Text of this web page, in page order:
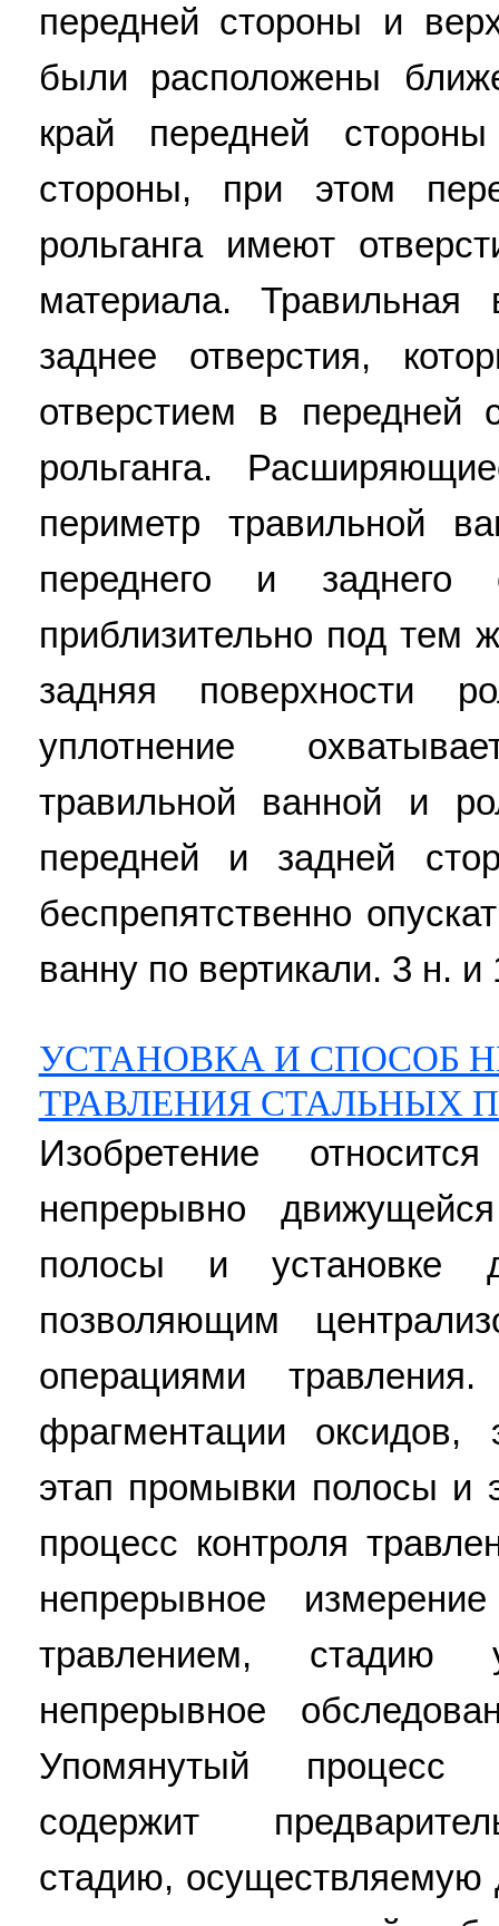
передней стороны и
были расположены
край передней
стороны, при этом
рольганга имеют
материала.
заднее отверстия,
отверстием в передней
рольганга.
периметр травильной
переднего и заднего
приблизительно под тем
задняя поверхности
уплотнение
травильной ванной и
передней и задней
беспрепятственно
ванну по вертикали. 3 н.
УСТАНОВКА И СПОСОБ
ТРАВЛЕНИЯ СТАЛЬНЫХ
Изобретение
непрерывно
полосы и установке
позволяющим
операциями
фрагментации оксидов,
этап промывки полосы и
процесс контроля
непрерывное
травлением, стадию
непрерывное
Упомянутый процесс
содержит
стадию, осуществляемую